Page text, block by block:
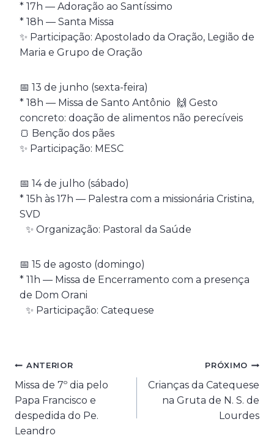
* 17h — Adoração ao Santíssimo
* 18h — Santa Missa
✨ Participação: Apostolado da Oração, Legião de
Maria e Grupo de Oração
📅 13 de junho (sexta-feira)
* 18h — Missa de Santo Antônio 🙌 Gesto
concreto: doação de alimentos não perecíveis
🍞 Benção dos pães
✨ Participação: MESC
📅 14 de julho (sábado)
* 15h às 17h — Palestra com a missionária Cristina,
SVD
✨ Organização: Pastoral da Saúde
📅 15 de agosto (domingo)
* 11h — Missa de Encerramento com a presença
de Dom Orani
✨ Participação: Catequese
Navegação
de
Post
ANTERIOR
Missa de 7º dia pelo
Papa Francisco e
despedida do Pe.
Leandro
PRÓXIMO
Crianças da Catequese
na Gruta de N. S. de
Lourdes